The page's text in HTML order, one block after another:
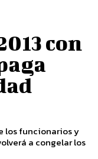
con
los funcionarios y